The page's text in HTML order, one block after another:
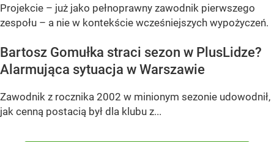
Projekcie – już jako pełnoprawny zawodnik pierwszego
zespołu – a nie w kontekście wcześniejszych wypożyczeń.
Bartosz Gomułka straci sezon w PlusLidze?
Alarmująca sytuacja w Warszawie
Zawodnik z rocznika 2002 w minionym sezonie udowodnił,
jak cenną postacią był dla klubu z...